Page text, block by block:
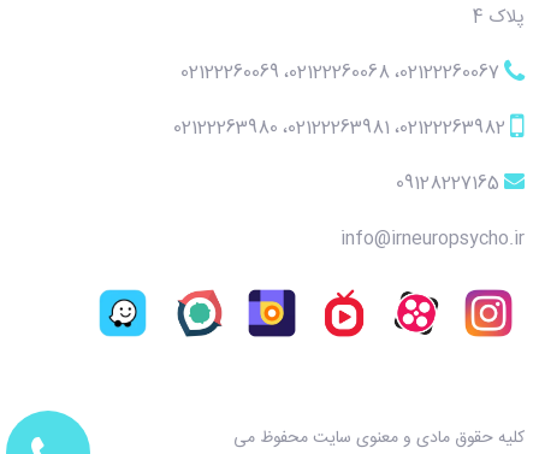
پلاک 4
02122260067، 02122260068، 02122260069
02122263982، 02122263981، 02122263980
09128227165
info@irneuropsycho.ir
کلیه حقوق مادی و معنوی سایت محفوظ می